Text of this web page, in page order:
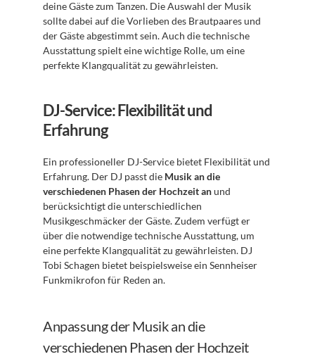
deine Gäste zum Tanzen. Die Auswahl der Musik
sollte dabei auf die Vorlieben des Brautpaares und
der Gäste abgestimmt sein. Auch die technische
Ausstattung spielt eine wichtige Rolle, um eine
perfekte Klangqualität zu gewährleisten.
DJ-Service: Flexibilität und
Erfahrung
Ein professioneller DJ-Service bietet Flexibilität und
Erfahrung. Der DJ passt die Musik an die
verschiedenen Phasen der Hochzeit an und
berücksichtigt die unterschiedlichen
Musikgeschmäcker der Gäste. Zudem verfügt er
über die notwendige technische Ausstattung, um
eine perfekte Klangqualität zu gewährleisten. DJ
Tobi Schagen bietet beispielsweise ein Sennheiser
Funkmikrofon für Reden an.
Anpassung der Musik an die
verschiedenen Phasen der Hochzeit